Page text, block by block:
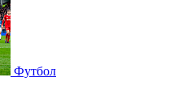
Футбол